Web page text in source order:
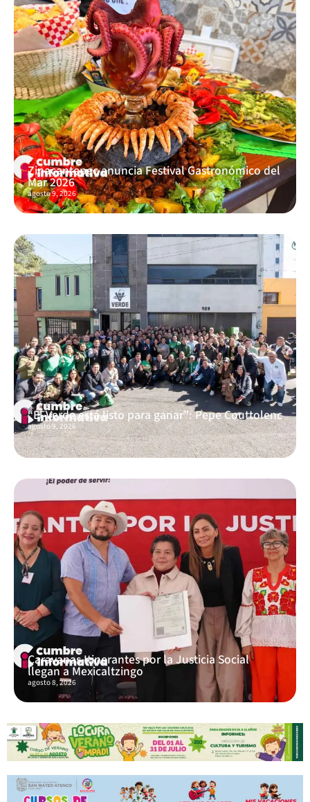
Zinacantepec anuncia Festival Gastronómico del
Mar 2026
agosto 9, 2026
“El Verde está listo para ganar”: Pepe Couttolenc
agosto 9, 2026
Caravanas Itinerantes por la Justicia Social
llegan a Mexicaltzingo
agosto 8, 2026